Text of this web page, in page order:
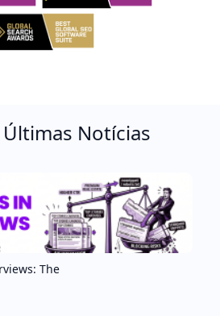
Notícias
The